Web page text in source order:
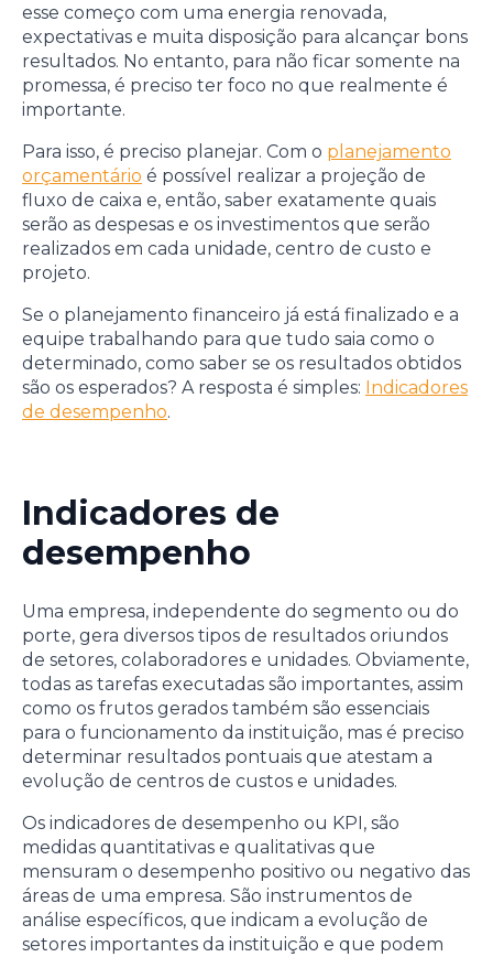
esse começo com uma energia renovada,
expectativas e muita disposição para alcançar bons
resultados. No entanto, para não ficar somente na
promessa, é preciso ter foco no que realmente é
importante.
Para isso, é preciso planejar. Com o planejamento
orçamentário é possível realizar a projeção de
fluxo de caixa e, então, saber exatamente quais
serão as despesas e os investimentos que serão
realizados em cada unidade, centro de custo e
projeto.
Se o planejamento financeiro já está finalizado e a
equipe trabalhando para que tudo saia como o
determinado, como saber se os resultados obtidos
são os esperados? A resposta é simples: Indicadores
de desempenho.
Indicadores de
desempenho
Uma empresa, independente do segmento ou do
porte, gera diversos tipos de resultados oriundos
de setores, colaboradores e unidades. Obviamente,
todas as tarefas executadas são importantes, assim
como os frutos gerados também são essenciais
para o funcionamento da instituição, mas é preciso
determinar resultados pontuais que atestam a
evolução de centros de custos e unidades.
Os indicadores de desempenho ou KPI, são
medidas quantitativas e qualitativas que
mensuram o desempenho positivo ou negativo das
áreas de uma empresa. São instrumentos de
análise específicos, que indicam a evolução de
setores importantes da instituição e que podem